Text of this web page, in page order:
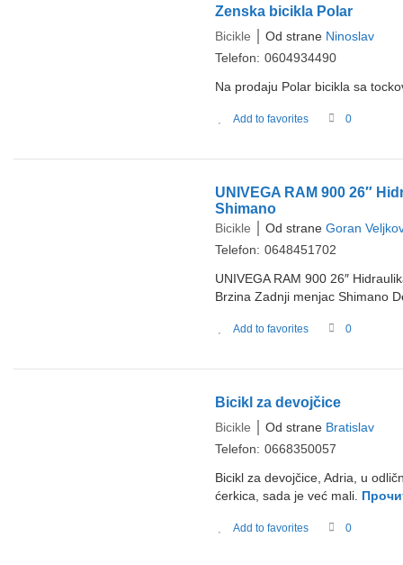
Zenska bicikla Polar
Bicikle Od strane Ninoslav
Telefon: 0604934490
Na prodaju Polar bicikla sa
Add to favorites 0
UNIVEGA RAM 900 26″
Shimano
Bicikle Od strane Goran
Telefon: 0648451702
UNIVEGA RAM 900 26″
Brzina Zadnji menjac Shimano
Add to favorites 0
Bicikl za devojčice
Bicikle Od strane Bratislav
Telefon: 0668350057
Bicikl za devojčice, Adria, u
ćerkica, sada je već mali.
Add to favorites 0